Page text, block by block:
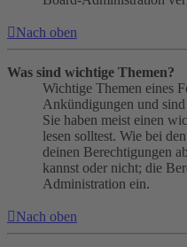
Nach oben
Was sind wichtige Themen?
Wichtige Themen eines
Ankündigungen und sind
Sie haben meist einen
lesen solltest. Wie bei
deinen Berechtigungen
kannst oder nicht; die
Administration ein.
Nach oben